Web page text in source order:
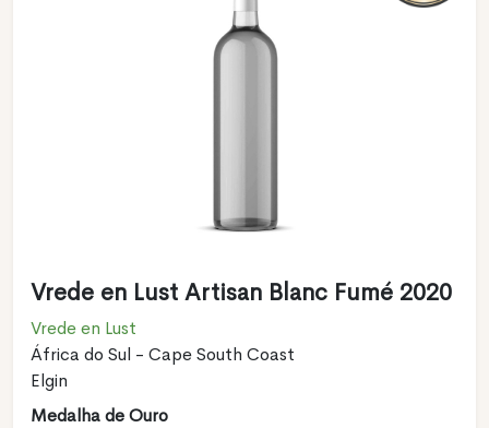
Vrede en Lust Artisan Blanc Fumé 2020
Vrede en Lust
África do Sul - Cape South Coast
Elgin
Medalha de Ouro